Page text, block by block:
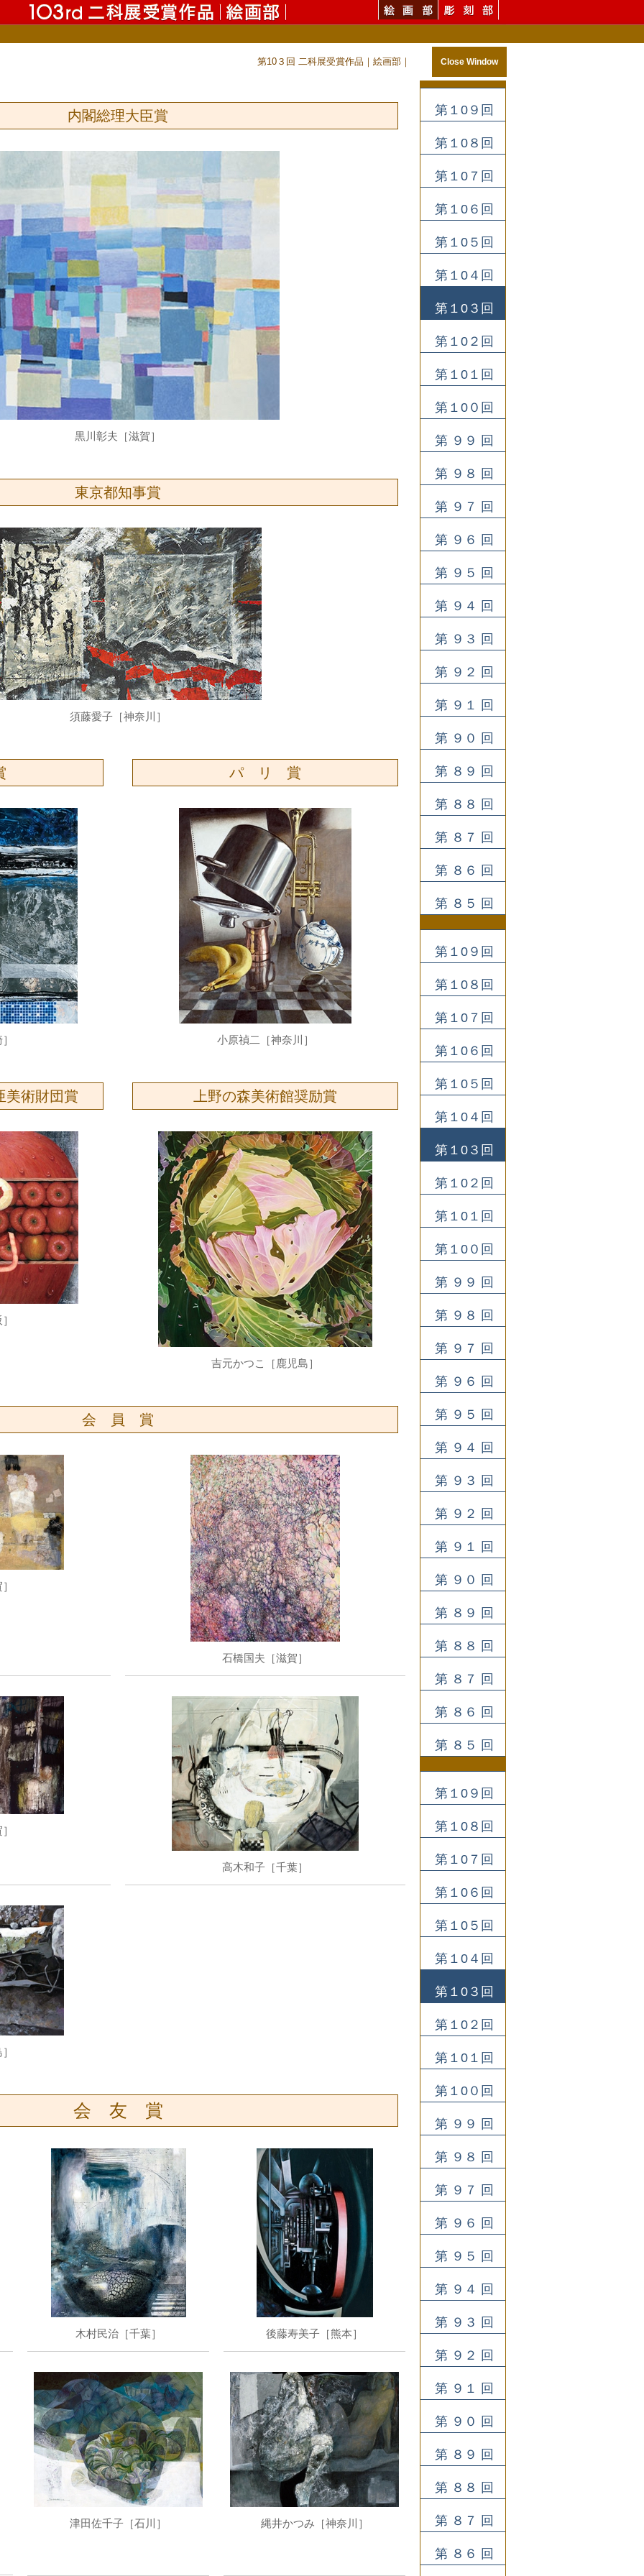
第10３回 二科展受賞作品｜絵画部｜ Close Window
内閣総理大臣賞
黒川彰夫［滋賀］
東京都知事賞
須藤愛子［神奈川］
パ リ 賞
小原禎二［神奈川］
美術財団賞 上野の森美術館奨励賞
吉元かつこ［鹿児島］
会 員 賞
石橋国夫［滋賀］
高木和子［千葉］
会 友 賞
木村民治［千葉］
津田佐千子［石川］
後藤寿美子［熊本］
縄井かつみ［神奈川］
第１0９回
第１0８回
第１0７回
第１0６回
第１0５回
第１0４回
第１0３回
第１0２回
第１0１回
第１0０回
第 ９９ 回
第 ９８ 回
第 ９７ 回
第 ９６ 回
第 ９５ 回
第 ９４ 回
第 ９３ 回
第 ９２ 回
第 ９１ 回
第 ９０ 回
第 ８９ 回
第 ８８ 回
第 ８７ 回
第 ８６ 回
第 ８５ 回
第１0９回
第１0８回
第１0７回
第１0６回
第１0５回
第１0４回
第１0３回
第１0２回
第１0１回
第１0０回
第 ９９ 回
第 ９８ 回
第 ９７ 回
第 ９６ 回
第 ９５ 回
第 ９４ 回
第 ９３ 回
第 ９２ 回
第 ９１ 回
第 ９０ 回
第 ８９ 回
第 ８８ 回
第 ８７ 回
第 ８６ 回
第 ８５ 回
第１0９回
第１0８回
第１0７回
第１0６回
第１0５回
第１0４回
第１0３回
第１0２回
第１0１回
第１0０回
第 ９９ 回
第 ９８ 回
第 ９７ 回
第 ９６ 回
第 ９５ 回
第 ９４ 回
第 ９３ 回
第 ９２ 回
第 ９１ 回
第 ９０ 回
第 ８９ 回
第 ８８ 回
第 ８７ 回
第 ８６ 回